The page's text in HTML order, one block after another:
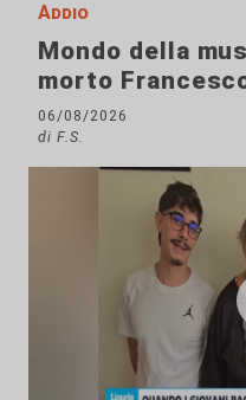
Addio
Mondo della
morto
06/08/2026
di F.S.